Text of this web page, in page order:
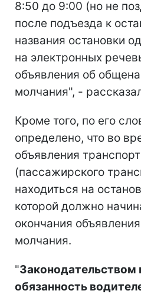
8:50 до 9:00 (но не
после подъезда к
названия остановки
на электронных
объявления об
молчания", -
Кроме того, по его
определено, что во
объявления
(пассажирского
находиться на
которой должно
окончания
молчания.
"Законодательством
обязанность